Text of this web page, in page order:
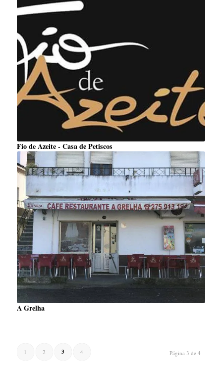
Fio de Azeite - Casa de Petiscos
A Grelha
Página 3 de 4
1 2 3 4